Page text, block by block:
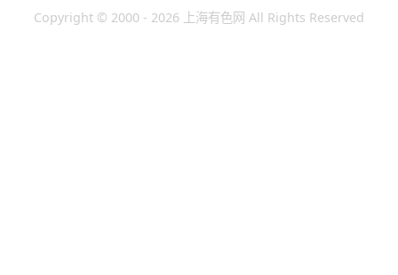
Copyright © 2000 - 2026 上海有色网 All Rights Reserved